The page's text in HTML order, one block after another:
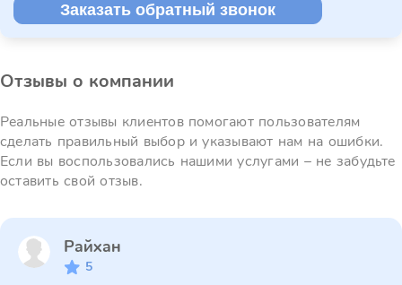
Заказать обратный звонок
Отзывы о компании
Реальные отзывы клиентов помогают пользователям
сделать правильный выбор и указывают нам на ошибки.
Если вы воспользовались нашими услугами – не забудьте
оставить свой отзыв.
Райхан
5